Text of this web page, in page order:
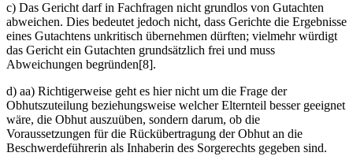
c) Das Gericht darf in Fachfragen nicht grundlos von Gutachten
abweichen. Dies bedeutet jedoch nicht, dass Gerichte die Ergebnisse
eines Gutachtens unkritisch übernehmen dürften; vielmehr würdigt
das Gericht ein Gutachten grundsätzlich frei und muss
Abweichungen begründen[8].
d) aa) Richtigerweise geht es hier nicht um die Frage der
Obhutszuteilung beziehungsweise welcher Elternteil besser geeignet
wäre, die Obhut auszuüben, sondern darum, ob die
Voraussetzungen für die Rückübertragung der Obhut an die
Beschwerdeführerin als Inhaberin des Sorgerechts gegeben sind.